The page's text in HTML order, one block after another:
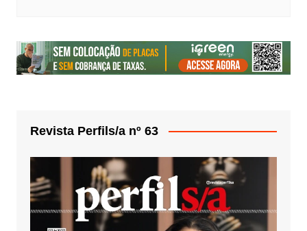
Revista Perfils/a nº 63